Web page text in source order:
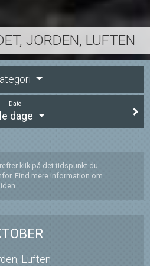
JORDEN, LUFTEN
Dato
dage
klik på det tidspunkt du
Find mere information om
Luften